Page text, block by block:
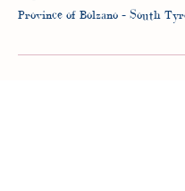
Province of Bolzano – South